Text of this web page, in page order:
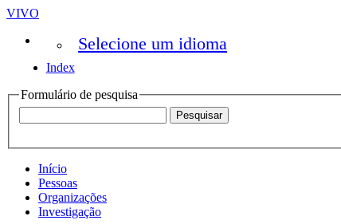
VIVO
Selecione um idioma
Index
Formulário de pesquisa
Início
Pessoas
Organizações
Investigação